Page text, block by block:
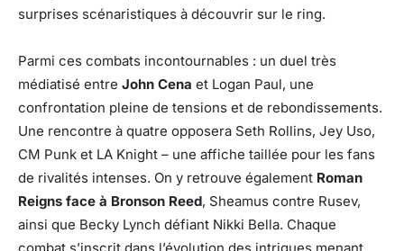
surprises scénaristiques à découvrir sur le ring.
Parmi ces combats incontournables : un duel très
médiatisé entre John Cena et Logan Paul, une
confrontation pleine de tensions et de rebondissements.
Une rencontre à quatre opposera Seth Rollins, Jey Uso,
CM Punk et LA Knight – une affiche taillée pour les fans
de rivalités intenses. On y retrouve également Roman
Reigns face à Bronson Reed, Sheamus contre Rusev,
ainsi que Becky Lynch défiant Nikki Bella. Chaque
combat s’inscrit dans l’évolution des intrigues menant